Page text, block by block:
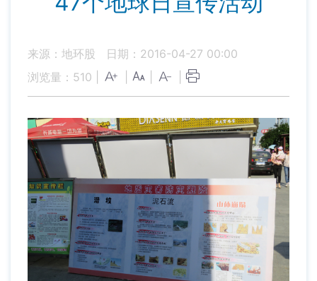
来源：地环股
日期：2016-04-27 00:00
浏览量： 510